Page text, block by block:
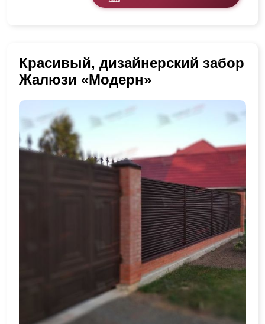
Красивый, дизайнерский забор
Жалюзи «Модерн»